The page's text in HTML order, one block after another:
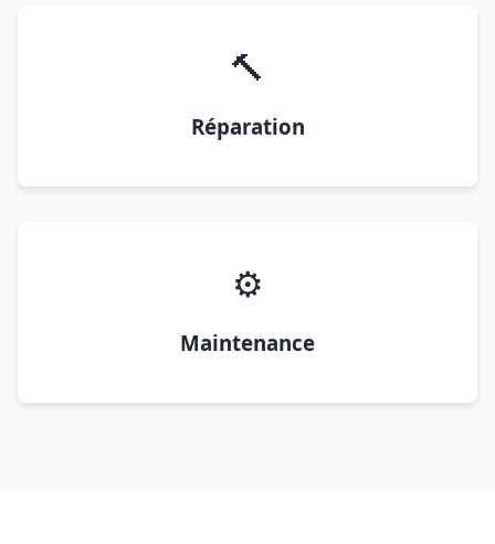
🔨
Réparation
⚙️
Maintenance